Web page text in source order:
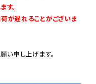
す。
が遅れることがございま
い申し上げます。